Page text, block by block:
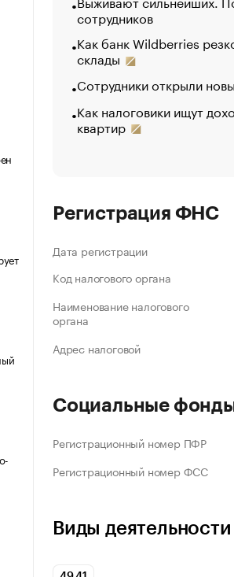
сотрудников
Как банк Wildberries
склады
Сотрудники открыли
Как налоговики ищут
квартир
Регистрация ФНС
Дата регистрации
Код налогового органа
Наименование налогового
органа
Адрес налоговой
Социальные
Регистрационный номер ПФР
Регистрационный номер ФСС
Виды деятельности